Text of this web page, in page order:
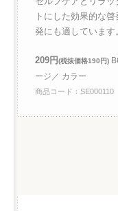
トにした効果的な
発にも適しています
209円(税抜価格190円)
ージ／ カラー
商品コード：SE000110